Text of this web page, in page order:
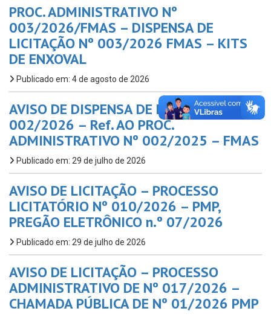
PROC. ADMINISTRATIVO Nº
003/2026/FMAS – DISPENSA DE
LICITAÇÃO Nº 003/2026 FMAS – KITS
DE ENXOVAL
Publicado em: 4 de agosto de 2026
AVISO DE DISPENSA DE LICITAÇÃO Nº
002/2026 – Ref. AO PROC.
ADMINISTRATIVO Nº 002/2025 – FMAS
Publicado em: 29 de julho de 2026
AVISO DE LICITAÇÃO – PROCESSO
LICITATÓRIO Nº 010/2026 – PMP,
PREGÃO ELETRÔNICO n.º 07/2026
Publicado em: 29 de julho de 2026
AVISO DE LICITAÇÃO – PROCESSO
ADMINISTRATIVO DE Nº 017/2026 –
CHAMADA PÚBLICA DE Nº 01/2026 PMP